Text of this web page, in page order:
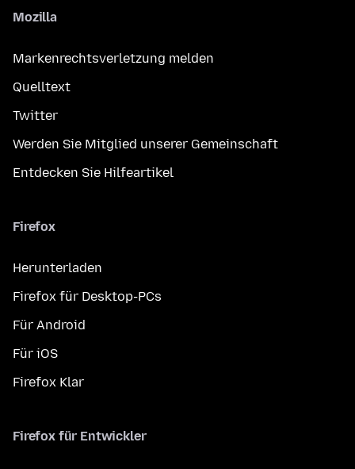
Mozilla
Markenrechtsverletzung melden
Quelltext
Twitter
Werden Sie Mitglied unserer Gemeinschaft
Entdecken Sie Hilfeartikel
Firefox
Herunterladen
Firefox für Desktop-PCs
Für Android
Für iOS
Firefox Klar
Firefox für Entwickler